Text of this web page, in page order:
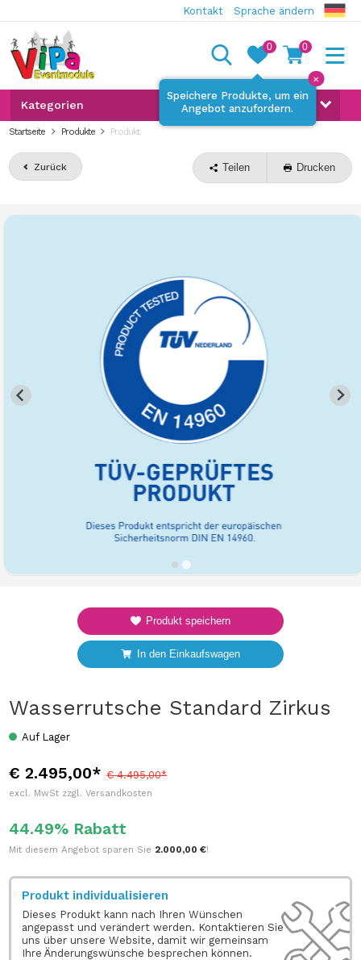
Kontakt Sprache ändern
0
Speichere Produkte, um ein
Angebot anzufordern.
✕
0
Kategorien
Startseite Produkte Produkt
Zurück Teilen Drucken
Wasserrutsche Standard Zirkus
Auf Lager
€ 2.495,00*€ 4.495,00*
excl. MwSt zzgl. Versandkosten
44.49% Rabatt
Mit diesem Angebot sparen Sie 2.000,00 €!
Produkt individualisieren
Dieses Produkt kann nach Ihren Wünschen
angepasst und verändert werden. Kontaktieren Sie
uns über unsere Website, damit wir gemeinsam
Ihre Änderungswünsche besprechen können.
Produkt speichern
In den Einkaufswagen